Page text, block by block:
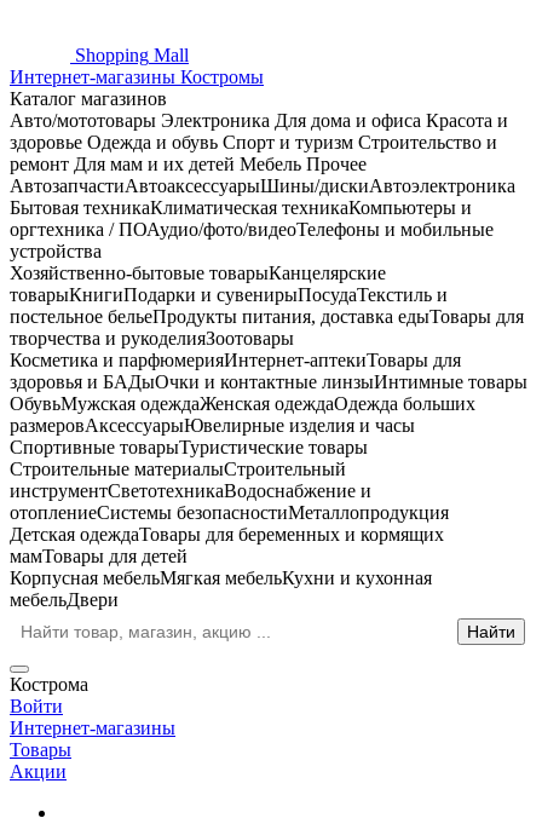
Shopping Mall
Интернет-магазины Костромы
Каталог магазинов
Авто/мототовары Электроника Для дома и офиса Красота и
здоровье Одежда и обувь Спорт и туризм Строительство и
ремонт Для мам и их детей Мебель Прочее
АвтозапчастиАвтоаксессуарыШины/дискиАвтоэлектроника
Бытовая техникаКлиматическая техникаКомпьютеры и
оргтехника / ПОАудио/фото/видеоТелефоны и мобильные
устройства
Хозяйственно-бытовые товарыКанцелярские
товарыКнигиПодарки и сувенирыПосудаТекстиль и
постельное бельеПродукты питания, доставка едыТовары для
творчества и рукоделияЗоотовары
Косметика и парфюмерияИнтернет-аптекиТовары для
здоровья и БАДыОчки и контактные линзыИнтимные товары
ОбувьМужская одеждаЖенская одеждаОдежда больших
размеровАксессуарыЮвелирные изделия и часы
Спортивные товарыТуристические товары
Строительные материалыСтроительный
инструментСветотехникаВодоснабжение и
отоплениеСистемы безопасностиМеталлопродукция
Детская одеждаТовары для беременных и кормящих
мамТовары для детей
Корпусная мебельМягкая мебельКухни и кухонная
мебельДвери
Кострома
Войти
Интернет-магазины
Товары
Акции